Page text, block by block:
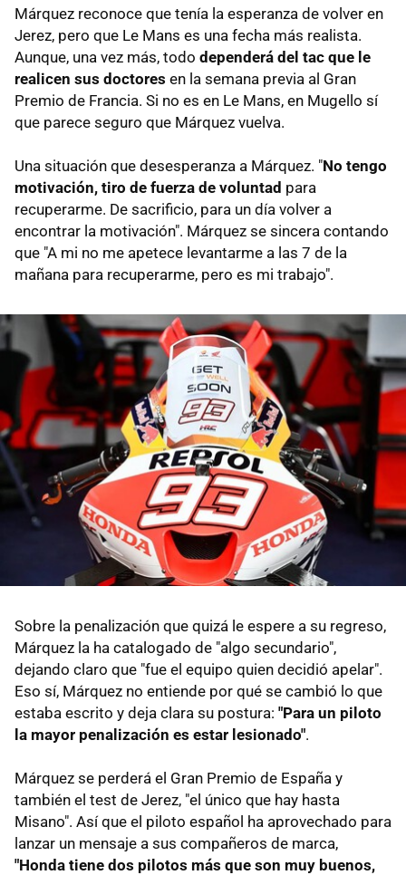
Márquez reconoce que tenía la esperanza de volver en
Jerez, pero que Le Mans es una fecha más realista.
Aunque, una vez más, todo dependerá del tac que le
realicen sus doctores en la semana previa al Gran
Premio de Francia. Si no es en Le Mans, en Mugello sí
que parece seguro que Márquez vuelva.
Una situación que desesperanza a Márquez. "No tengo
motivación, tiro de fuerza de voluntad para
recuperarme. De sacrificio, para un día volver a
encontrar la motivación". Márquez se sincera contando
que "A mi no me apetece levantarme a las 7 de la
mañana para recuperarme, pero es mi trabajo".
Sobre la penalización que quizá le espere a su regreso,
Márquez la ha catalogado de "algo secundario",
dejando claro que "fue el equipo quien decidió apelar".
Eso sí, Márquez no entiende por qué se cambió lo que
estaba escrito y deja clara su postura: "Para un piloto
la mayor penalización es estar lesionado".
Márquez se perderá el Gran Premio de España y
también el test de Jerez, "el único que hay hasta
Misano". Así que el piloto español ha aprovechado para
lanzar un mensaje a sus compañeros de marca,
"Honda tiene dos pilotos más que son muy buenos,